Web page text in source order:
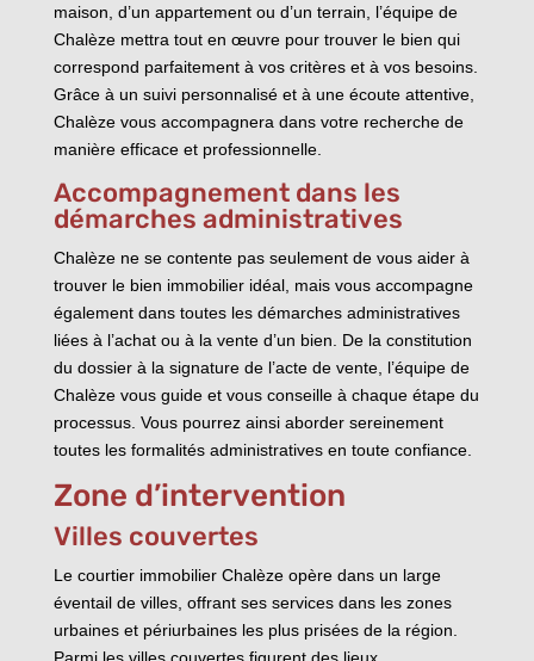
maison, d’un appartement ou d’un terrain, l’équipe de
Chalèze mettra tout en œuvre pour trouver le bien qui
correspond parfaitement à vos critères et à vos besoins.
Grâce à un suivi personnalisé et à une écoute attentive,
Chalèze vous accompagnera dans votre recherche de
manière efficace et professionnelle.
Accompagnement dans les
démarches administratives
Chalèze ne se contente pas seulement de vous aider à
trouver le bien immobilier idéal, mais vous accompagne
également dans toutes les démarches administratives
liées à l’achat ou à la vente d’un bien. De la constitution
du dossier à la signature de l’acte de vente, l’équipe de
Chalèze vous guide et vous conseille à chaque étape du
processus. Vous pourrez ainsi aborder sereinement
toutes les formalités administratives en toute confiance.
Zone d’intervention
Villes couvertes
Le courtier immobilier Chalèze opère dans un large
éventail de villes, offrant ses services dans les zones
urbaines et périurbaines les plus prisées de la région.